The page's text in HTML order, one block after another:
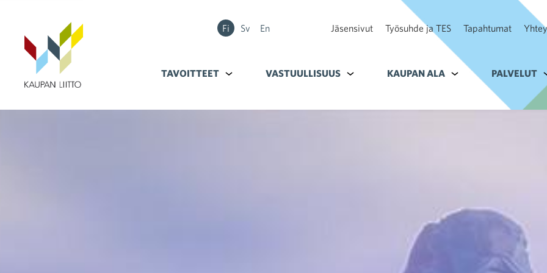
Fi Sv En Jäsensivut Työsuhde ja TES Tapahtumat
TAVOITTEET Alavalikko kohteelle Tavoitteet
VASTUULLISUUS Alavalikko kohteelle Vastuullisuus
KAUPAN ALA Alavalikko kohteelle
PALVELUT